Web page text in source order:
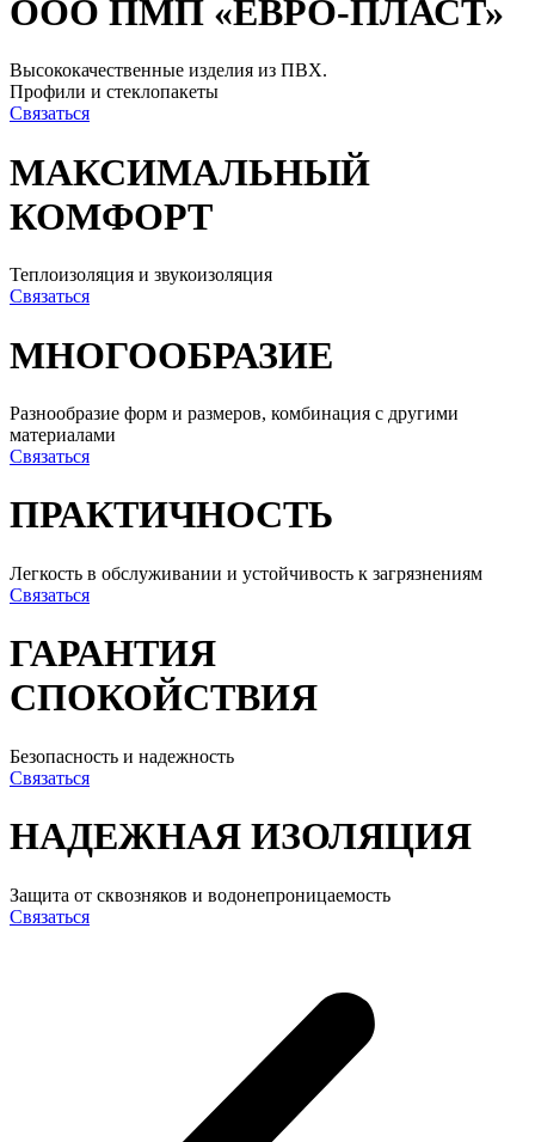
ООО ПМП «ЕВРО-ПЛАСТ»
Высококачественные изделия из ПВХ.
Профили и стеклопакеты
Связаться
МАКСИМАЛЬНЫЙ
КОМФОРТ
Теплоизоляция и звукоизоляция
Связаться
МНОГООБРАЗИЕ
Разнообразие форм и размеров, комбинация с другими
материалами
Связаться
ПРАКТИЧНОСТЬ
Легкость в обслуживании и устойчивость к загрязнениям
Связаться
ГАРАНТИЯ
СПОКОЙСТВИЯ
Безопасность и надежность
Связаться
НАДЕЖНАЯ ИЗОЛЯЦИЯ
Защита от сквозняков и водонепроницаемость
Связаться